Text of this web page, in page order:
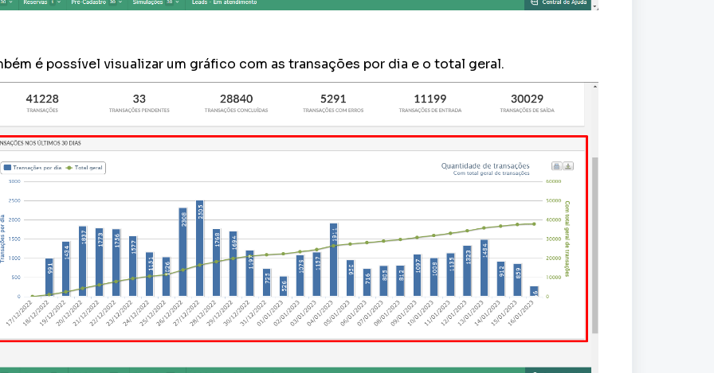
é possível visualizar um gráfico com as transações por dia e o total geral.